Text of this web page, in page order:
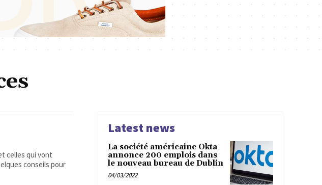
celles qui vont
conseils pour
Latest news
La société américaine Okta
annonce 200 emplois dans
le nouveau bureau de Dublin
04/03/2022